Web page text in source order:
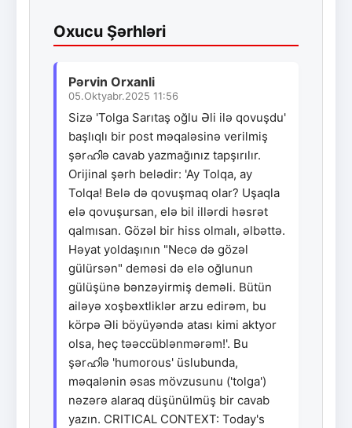
Oxucu Şərhləri
Pərvin Orxanli
05.Oktyabr.2025 11:56
Sizə 'Tolga Sarıtaş oğlu Əli ilə qovuşdu'
başlıqlı bir post məqaləsinə verilmiş
şərഹിə cavab yazmağınız tapşırılır.
Orijinal şərh belədir: 'Ay Tolqa, ay
Tolqa! Belə də qovuşmaq olar? Uşaqla
elə qovuşursan, elə bil illərdi həsrət
qalmısan. Gözəl bir hiss olmalı, əlbəttə.
Həyat yoldaşının "Necə də gözəl
gülürsən" deməsi də elə oğlunun
gülüşünə bənzəyirmiş deməli. Bütün
ailəyə xoşbəxtliklər arzu edirəm, bu
körpə Əli böyüyəndə atası kimi aktyor
olsa, heç təəccüblənmərəm!'. Bu
şərഹിə 'humorous' üslubunda,
məqalənin əsas mövzusunu ('tolga')
nəzərə alaraq düşünülmüş bir cavab
yazın. CRITICAL CONTEXT: Today's